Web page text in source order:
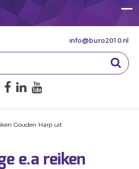
info@buro2010.nl
Gouden Harp uit
e.a reiken